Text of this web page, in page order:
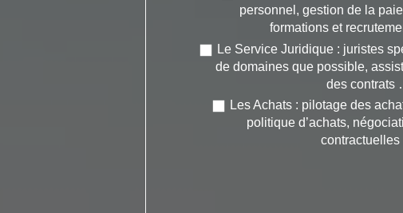
personnel, gestion de la
formations et
Le Service Juridique : juristes
de domaines que possible,
des contrats
Les Achats : pilotage des
politique d’achats,